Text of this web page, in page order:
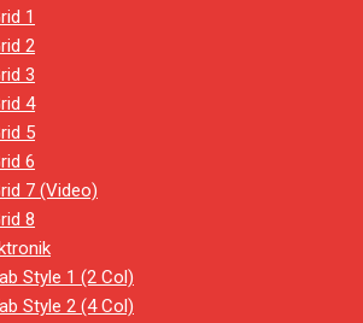
1
2
3
4
5
6
7 (Video)
8
Style 1 (2 Col)
Style 2 (4 Col)